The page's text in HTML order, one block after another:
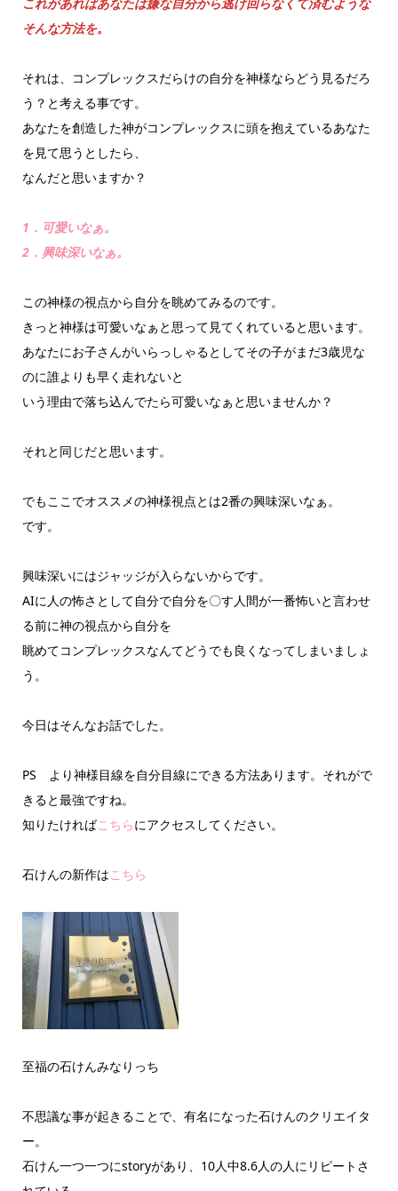
そんな方法を。
それは、コンプレックスだらけの自分を神様ならどう見るだろ
う？と考える事です。
あなたを創造した神がコンプレックスに頭を抱えているあなた
を見て思うとしたら、
なんだと思いますか？
1．可愛いなぁ。
2．興味深いなぁ。
この神様の視点から自分を眺めてみるのです。
きっと神様は可愛いなぁと思って見てくれていると思います。
あなたにお子さんがいらっしゃるとしてその子がまだ3歳児な
のに誰よりも早く走れないと
いう理由で落ち込んでたら可愛いなぁと思いませんか？
それと同じだと思います。
でもここでオススメの神様視点とは2番の興味深いなぁ。
です。
興味深いにはジャッジが入らないからです。
AIに人の怖さとして自分で自分を〇す人間が一番怖いと言わせ
る前に神の視点から自分を
眺めてコンプレックスなんてどうでも良くなってしまいましょ
う。
今日はそんなお話でした。
PS より神様目線を自分目線にできる方法あります。それがで
きると最強ですね。
知りたければこちらにアクセスしてください。
石けんの新作はこちら
至福の石けんみなりっち
不思議な事が起きることで、有名になった石けんのクリエイタ
ー。
石けん一つ一つにstoryがあり、10人中8.6人の人にリピートさ